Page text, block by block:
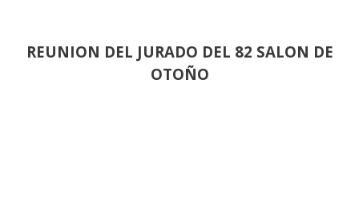
REUNION DEL JURADO DEL 82 SALON DE
OTOÑO